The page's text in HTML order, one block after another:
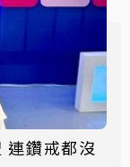
連鑽戒都沒